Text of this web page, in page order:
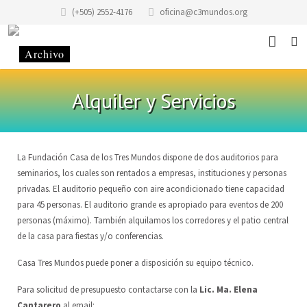
(+505) 2552-4176 oficina@c3mundos.org
Noticias
Acerca De
Historia del edificio
Historia de la Fundación Casa de los Tres Mundos
Código de Conducta
Escuela de Música
Taller «Infantilarte»
Taller de Artistas
Eventos
Historias
Contacto
Alquiler y Servicios
La Fundación Casa de los Tres Mundos dispone de dos auditorios para
seminarios, los cuales son rentados a empresas, instituciones y personas
privadas. El auditorio pequeño con aire acondicionado tiene capacidad
para 45 personas. El auditorio grande es apropiado para eventos de 200
personas (máximo). También alquilamos los corredores y el patio central
de la casa para fiestas y/o conferencias.
Casa Tres Mundos puede poner a disposición su equipo técnico.
Para solicitud de presupuesto contactarse con la Lic. Ma. Elena